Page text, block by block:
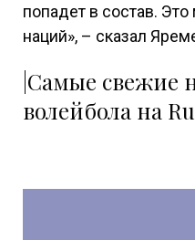
попадет в состав.
наций», – сказал
|Самые свежие
волейбола на